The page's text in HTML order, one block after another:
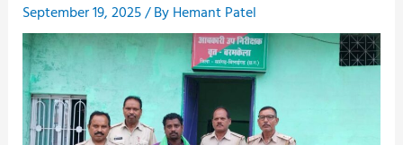
September 19, 2025/ ByHemant Patel